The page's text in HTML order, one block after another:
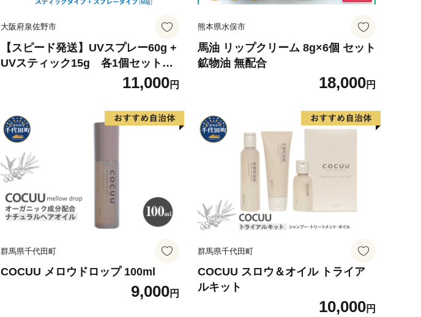
大阪府泉佐野市
【スピード発送】UVスプレー60g +
UVスティック15g 各1個セット
【無香料 SPF50+ PA++++ UV耐水
性★★ 日用品 ゴルフ スポーツ に
11,000円
熊本県水俣市
馬油 リップクリーム 8g×6個 セット
鉱物油 無配合
18,000円
群馬県千代田町
COCUU メロウドロップ 100ml
9,000円
群馬県千代田町
COCUU スロウ＆オイル トライア
ルキット
10,000円